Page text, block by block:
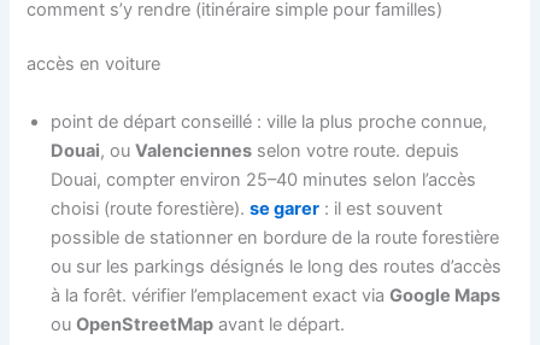
comment s’y rendre (itinéraire simple pour familles)
accès en voiture
point de départ conseillé : ville la plus proche connue,
Douai, ouValenciennes selon votre route. depuis
Douai, compter environ 25–40 minutes selon l’accès
choisi (route forestière).se garer : il est souvent
possible de stationner en bordure de la route forestière
ou sur les parkings désignés le long des routes d’accès
à la forêt. vérifier l’emplacement exact viaGoogle Maps
ouOpenStreetMap avant le départ.